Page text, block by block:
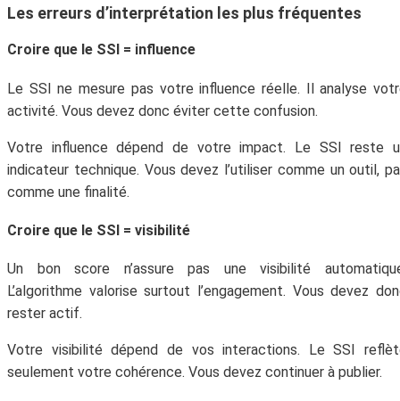
Les erreurs d’interprétation les plus fréquentes
Croire que le SSI = influence
Le SSI ne mesure pas votre influence réelle. Il analyse
activité. Vous devez donc éviter cette confusion.
Votre influence dépend de votre impact. Le SSI reste
indicateur technique. Vous devez l’utiliser comme un outil,
comme une finalité.
Croire que le SSI = visibilité
Un bon score n’assure pas une visibilité
L’algorithme valorise surtout l’engagement. Vous devez
rester actif.
Votre visibilité dépend de vos interactions. Le SSI
seulement votre cohérence. Vous devez continuer à publier.